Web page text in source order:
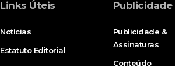
Links Úteis
Notícias
Estatuto Editorial
Publicidade
Publicidade &
Assinaturas
Conteúdo